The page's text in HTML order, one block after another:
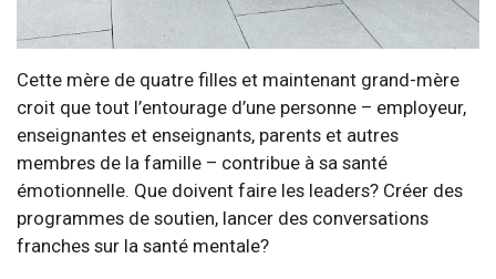
Cette mère de quatre filles et maintenant grand-mère
croit que tout l’entourage d’une personne – employeur,
enseignantes et enseignants, parents et autres
membres de la famille – contribue à sa santé
émotionnelle. Que doivent faire les leaders? Créer des
programmes de soutien, lancer des conversations
franches sur la santé mentale?